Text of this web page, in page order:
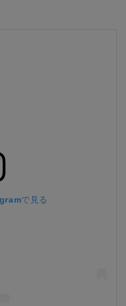
で見る